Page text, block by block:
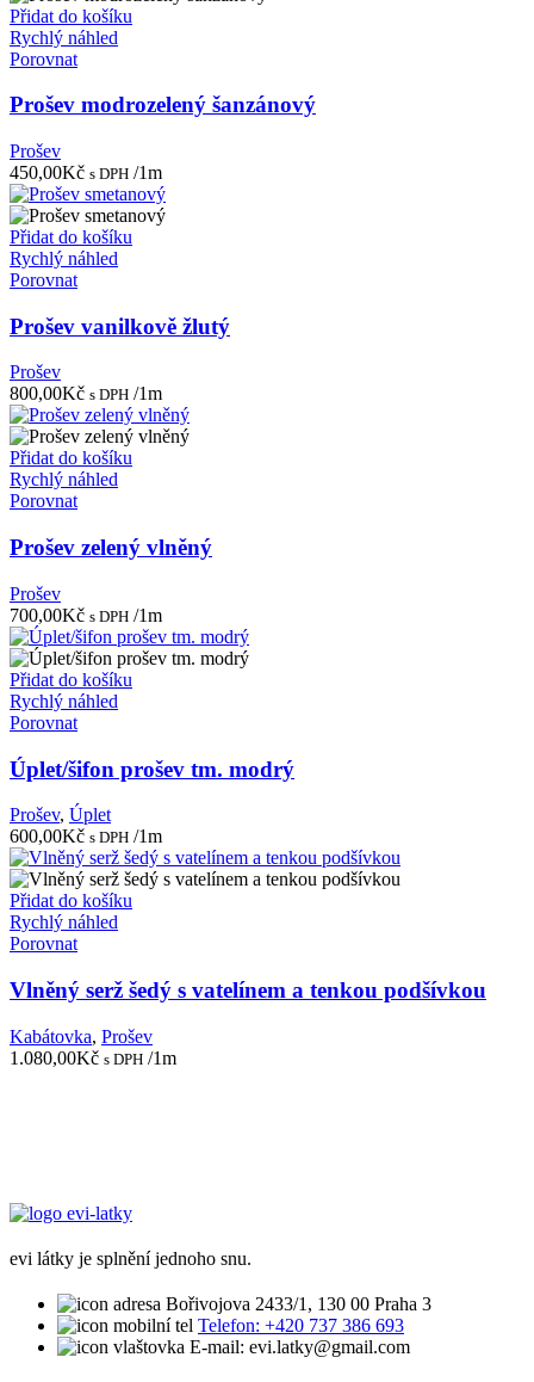
Přidat do košíku
Rychlý náhled
Porovnat
Prošev modrozelený šanzánový
Prošev
450,00Kč s DPH /1m
Přidat do košíku
Rychlý náhled
Porovnat
Prošev vanilkově žlutý
Prošev
800,00Kč s DPH /1m
Přidat do košíku
Rychlý náhled
Porovnat
Prošev zelený vlněný
Prošev
700,00Kč s DPH /1m
Přidat do košíku
Rychlý náhled
Porovnat
Úplet/šifon prošev tm. modrý
Prošev, Úplet
600,00Kč s DPH /1m
Přidat do košíku
Rychlý náhled
Porovnat
Vlněný serž šedý s vatelínem a tenkou podšívkou
Kabátovka, Prošev
1.080,00Kč s DPH /1m
evi látky je splnění jednoho snu.
Bořivojova 2433/1, 130 00 Praha 3
Telefon: +420 737 386 693
E-mail: evi.latky@gmail.com